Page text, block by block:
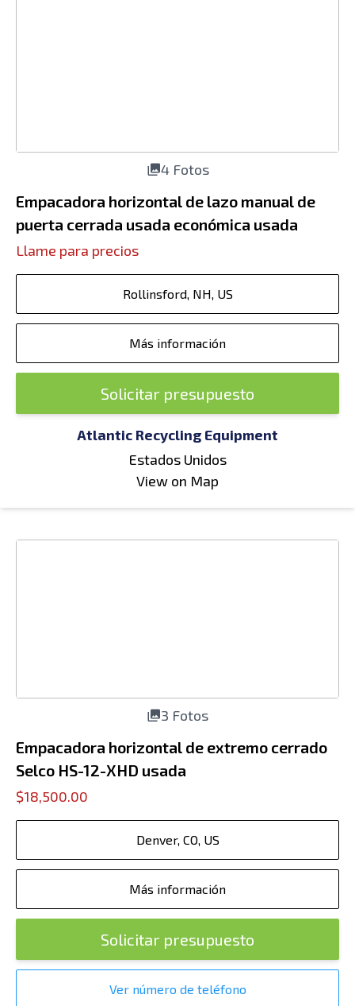
4 Fotos
Empacadora horizontal de lazo manual de
puerta cerrada usada económica usada
Llame para precios
Rollinsford, NH, US
Más información
Solicitar presupuesto
Atlantic Recycling Equipment
Estados Unidos
View on Map
3 Fotos
Empacadora horizontal de extremo cerrado
Selco HS-12-XHD usada
$18,500.00
Denver, CO, US
Más información
Solicitar presupuesto
Ver número de teléfono